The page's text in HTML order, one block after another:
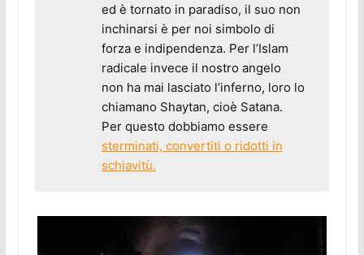
ed è tornato in paradiso, il suo non
inchinarsi è per noi simbolo di
forza e indipendenza. Per l’Islam
radicale invece il nostro angelo
non ha mai lasciato l’inferno, loro lo
chiamano Shaytan, cioè Satana.
Per questo dobbiamo essere
sterminati, convertiti o ridotti in
schiavitù.